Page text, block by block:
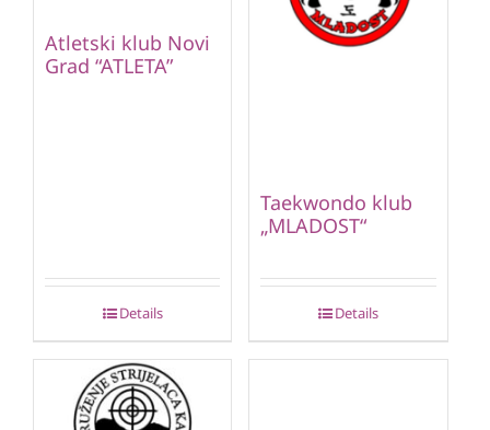
Atletski klub Novi
Grad “ATLETA”
Details
Taekwondo klub
„MLADOST“
Details